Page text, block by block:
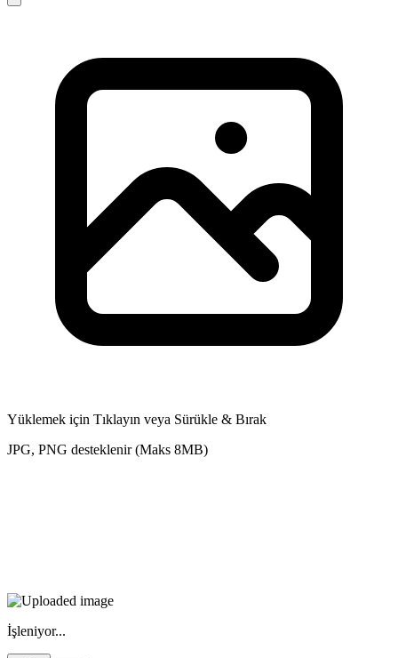
Yüklemek için Tıklayın veya Sürükle & Bırak
JPG, PNG desteklenir (Maks 8MB)
İşleniyor...